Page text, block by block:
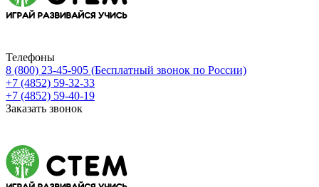
Телефоны
8 (800) 23-45-905 (Бесплатный звонок по России)
+7 (4852) 59-32-33
+7 (4852) 59-40-19
Заказать звонок